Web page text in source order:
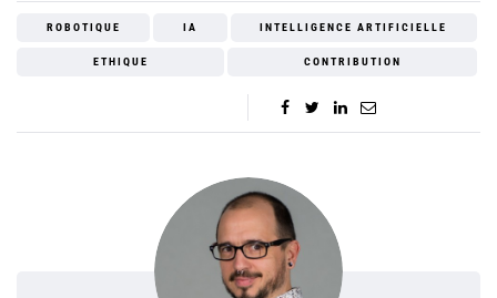
ROBOTIQUE IA INTELLIGENCE ARTIFICIELLE
ETHIQUE CONTRIBUTION